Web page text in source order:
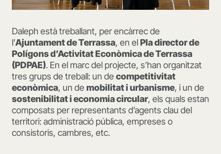
Daleph està treballant, per encàrrec de
l’Ajuntament de Terrassa, en elPla director de
Polígons d’Activitat Econòmica de Terrassa
(PDPAE). En el marc del projecte, s’han organitzat
tres grups de treball: un de competitivitat
econòmica, un de mobilitat i urbanisme, i un de
sostenibilitat i economia circular, els quals estan
composats per representants d’agents clau del
territori: administració pública, empreses o
consistoris, cambres, etc.